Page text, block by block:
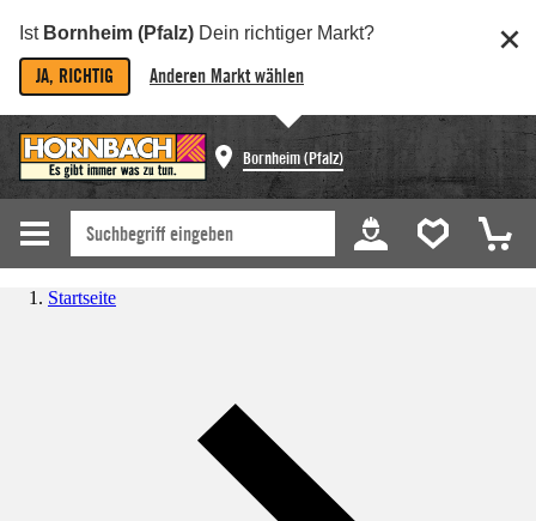
Ist Bornheim (Pfalz) Dein richtiger Markt?
JA, RICHTIG Anderen Markt wählen
Bornheim (Pfalz)
Startseite